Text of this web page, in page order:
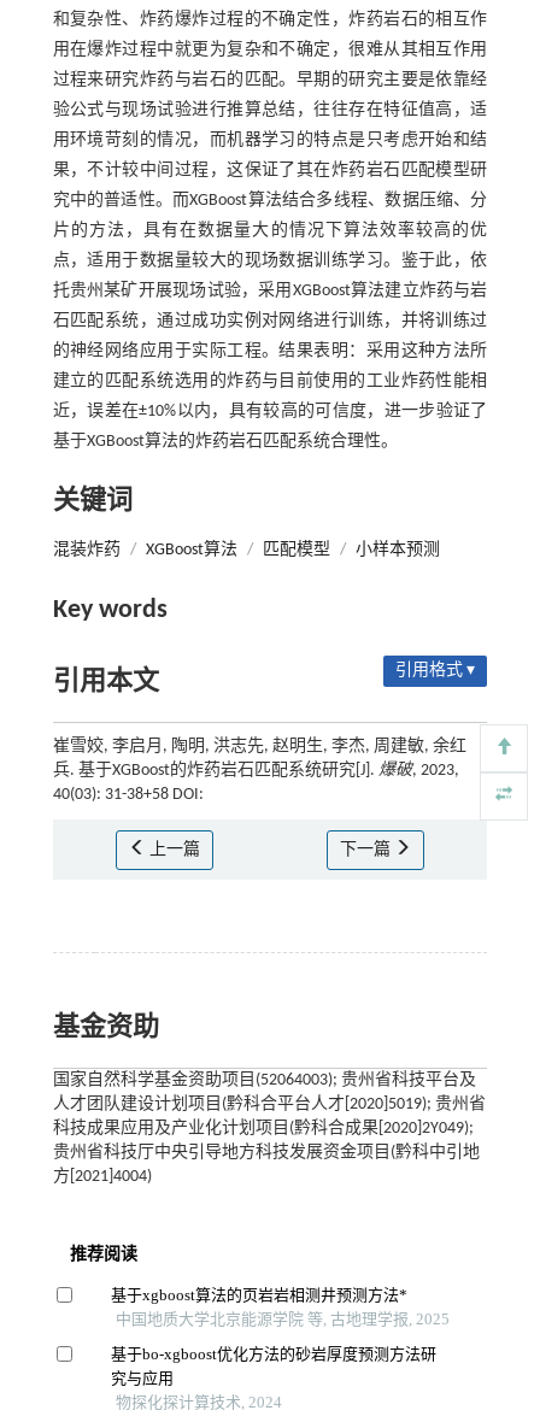
和复杂性、炸药爆炸过程的不确定性，炸药岩石的相互作
用在爆炸过程中就更为复杂和不确定，很难从其相互作用
过程来研究炸药与岩石的匹配。早期的研究主要是依靠经
验公式与现场试验进行推算总结，往往存在特征值高，适
用环境苛刻的情况，而机器学习的特点是只考虑开始和结
果，不计较中间过程，这保证了其在炸药岩石匹配模型研
究中的普适性。而XGBoost算法结合多线程、数据压缩、分
片的方法，具有在数据量大的情况下算法效率较高的优
点，适用于数据量较大的现场数据训练学习。鉴于此，依
托贵州某矿开展现场试验，采用XGBoost算法建立炸药与岩
石匹配系统，通过成功实例对网络进行训练，并将训练过
的神经网络应用于实际工程。结果表明：采用这种方法所
建立的匹配系统选用的炸药与目前使用的工业炸药性能相
近，误差在±10%以内，具有较高的可信度，进一步验证了
基于XGBoost算法的炸药岩石匹配系统合理性。
关键词
混装炸药 / XGBoost算法 / 匹配模型 / 小样本预测
Key words
引用本文 引用格式 ▾
崔雪姣, 李启月, 陶明, 洪志先, 赵明生, 李杰, 周建敏, 余红
兵. 基于XGBoost的炸药岩石匹配系统研究[J]. 爆破, 2023,
40(03): 31-38+58 DOI:
上一篇 下一篇
基金资助
国家自然科学基金资助项目(52064003); 贵州省科技平台及
人才团队建设计划项目(黔科合平台人才[2020]5019); 贵州省
科技成果应用及产业化计划项目(黔科合成果[2020]2Y049);
贵州省科技厅中央引导地方科技发展资金项目(黔科中引地
方[2021]4004)